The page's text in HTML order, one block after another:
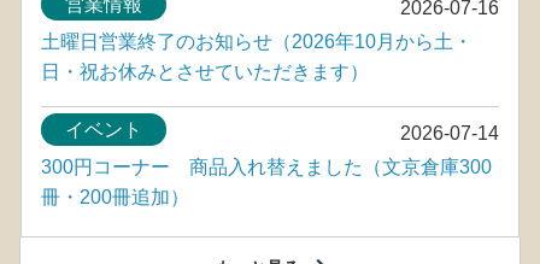
2026-07-16
営業情報
土曜日営業終了のお知らせ（2026年10月から土・
日・祝お休みとさせていただきます）
2026-07-14
イベント
300円コーナー 商品入れ替えました（文京倉庫300
冊・200冊追加）